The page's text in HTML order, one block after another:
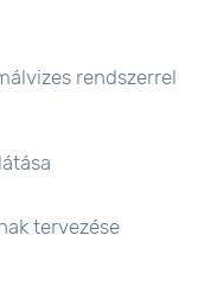
rendszerrel
tervezése